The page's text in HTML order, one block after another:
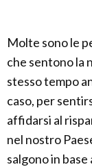
Molte sono le
che sentono la
stesso tempo
caso, per
affidarsi al
nel nostro
salgono in